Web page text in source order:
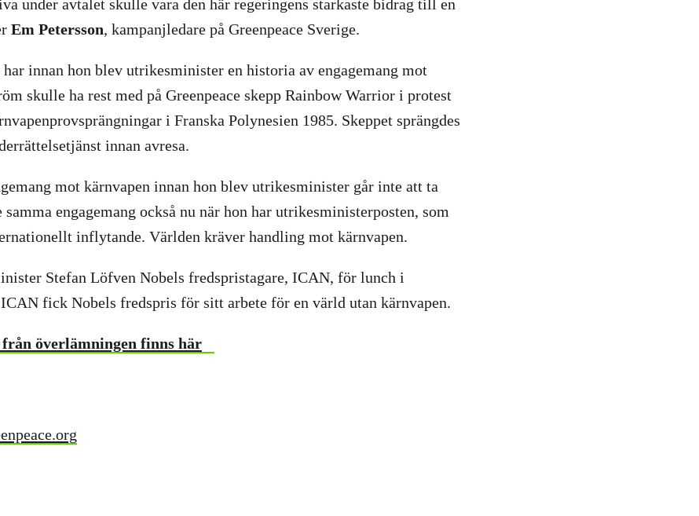
under avtalet skulle vara den här regeringens starkaste bidrag till en
Em Petersson, kampanjledare på Greenpeace Sverige.
innan hon blev utrikesminister en historia av engagemang mot
skulle ha rest med på Greenpeace skepp Rainbow Warrior i protest
i Franska Polynesien 1985. Skeppet sprängdes
innan avresa.
mot kärnvapen innan hon blev utrikesminister går inte att ta
engagemang också nu när hon har utrikesministerposten, som
inflytande. Världen kräver handling mot kärnvapen.
Stefan Löfven Nobels fredspristagare, ICAN, för lunch i
ICAN fick Nobels fredspris för sitt arbete för en värld utan kärnvapen.
överlämningen finns här